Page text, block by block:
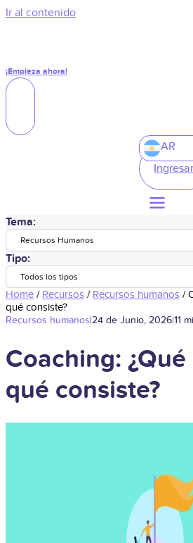
Ir al contenido
¡Empieza ahora!
AR
Ingresar
Tema:
Recursos Humanos
Tipo:
Todos los tipos
Home / Recursos / Recursos humanos /
qué consiste?
Recursos humanos|24 de Junio, 2026|11
Coaching: ¿Qué
qué consiste?